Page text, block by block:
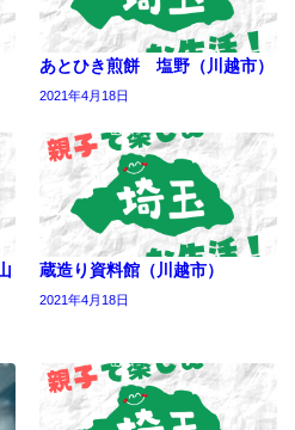
あとひき煎餅 塩野（川越市）
2021年4月18日
蔵造り資料館（川越市）
2021年4月18日